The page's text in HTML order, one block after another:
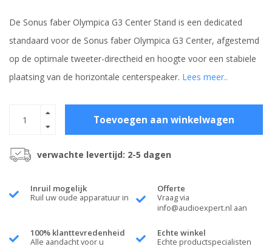
De Sonus faber Olympica G3 Center Stand is een dedicated
standaard voor de Sonus faber Olympica G3 Center, afgestemd
op de optimale tweeter-directheid en hoogte voor een stabiele
plaatsing van de horizontale centerspeaker. Lees meer..
Toevoegen aan winkelwagen
verwachte levertijd: 2-5 dagen
Inruil mogelijk
Ruil uw oude apparatuur in
Offerte
Vraag via
info@audioexpert.nl aan
100% klanttevredenheid
Alle aandacht voor u
Echte winkel
Echte productspecialisten